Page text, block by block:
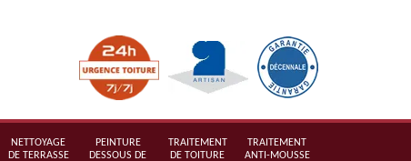
NETTOYAGE
DE TERRASSE
PEINTURE
DESSOUS DE
TRAITEMENT
DE TOITURE
TRAITEMENT
ANTI-MOUSSE